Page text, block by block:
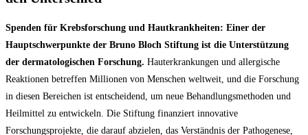
Spenden für Krebsforschung und Hautkrankheiten: Einer der
Hauptschwerpunkte der Bruno Bloch Stiftung ist die Unterstützung
der dermatologischen Forschung. Hauterkrankungen und allergische
Reaktionen betreffen Millionen von Menschen weltweit, und die Forschung
in diesen Bereichen ist entscheidend, um neue Behandlungsmethoden und
Heilmittel zu entwickeln. Die Stiftung finanziert innovative
Forschungsprojekte, die darauf abzielen, das Verständnis der Pathogenese,